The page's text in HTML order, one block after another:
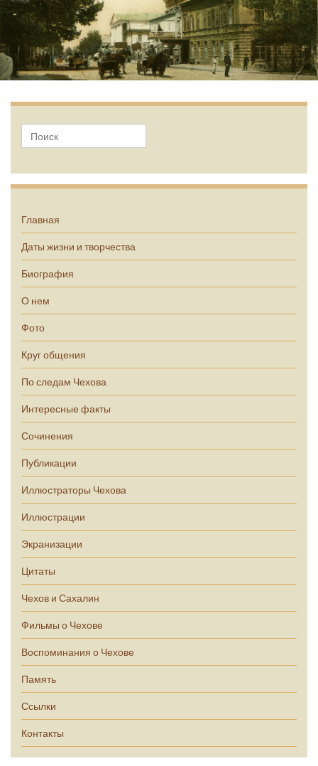
Главная
Даты жизни и творчества
Биография
О нем
Фото
Круг общения
По следам Чехова
Интересные факты
Сочинения
Публикации
Иллюстраторы Чехова
Иллюстрации
Экранизации
Цитаты
Чехов и Сахалин
Фильмы о Чехове
Воспоминания о Чехове
Память
Ссылки
Контакты